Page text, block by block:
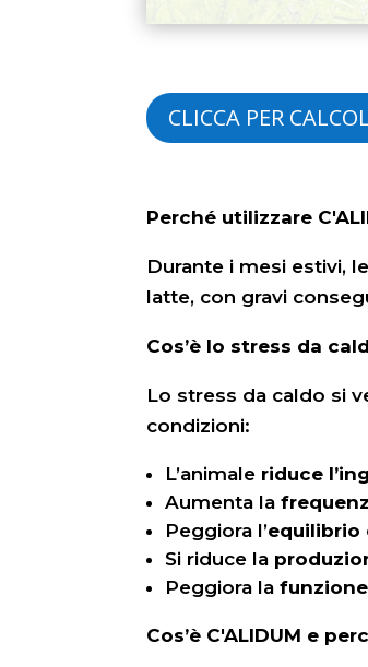
CLICCA PER
Perché utilizzare
Durante i mesi estivi,
latte, con gravi
Cos’è lo stress da
Lo stress da caldo si
condizioni:
L’animale riduce
Aumenta la
Peggiora l’
Si riduce la
Peggiora la
Cos’è C'ALIDUM e